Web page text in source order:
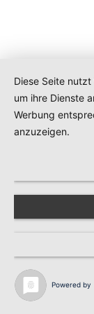
Diese Seite
um ihre Dienste
Werbung
anzuzeigen.
Powered by